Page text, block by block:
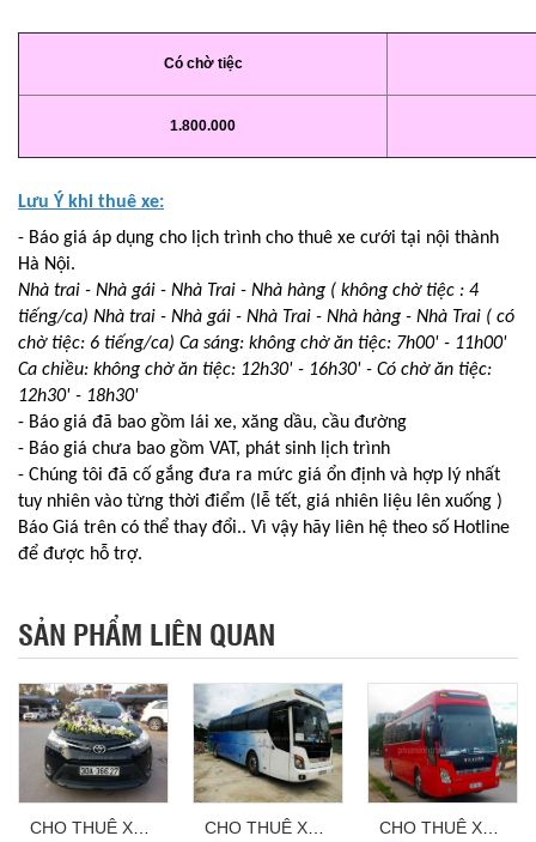
Có chờ tiệc
1.800.000
Lưu Ý khi thuê xe:
- Báo giá áp dụng cho lịch trình cho thuê xe cưới tại nội thành
Hà Nội.
Nhà trai - Nhà gái - Nhà Trai - Nhà hàng ( không chờ tiệc : 4
tiếng/ca) Nhà trai - Nhà gái - Nhà Trai - Nhà hàng - Nhà Trai ( có
chờ tiệc: 6 tiếng/ca) Ca sáng: không chờ ăn tiệc: 7h00' - 11h00'
Ca chiều: không chờ ăn tiệc: 12h30' - 16h30' - Có chờ ăn tiệc:
12h30' - 18h30'
- Báo giá đã bao gồm lái xe, xăng dầu, cầu đường
- Báo giá chưa bao gồm VAT, phát sinh lịch trình
- Chúng tôi đã cố gắng đưa ra mức giá ổn định và hợp lý nhất
tuy nhiên vào từng thời điểm (lễ tết, giá nhiên liệu lên xuống )
Báo Giá trên có thể thay đổi.. Vì vậy hãy liên hệ theo số Hotline
để được hỗ trợ.
SẢN PHẨM LIÊN QUAN